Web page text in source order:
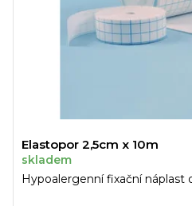
Elastopor 2,5cm x 10m
skladem
Hypoalergenní fixační náplast